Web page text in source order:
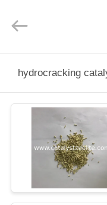
PRODUKTY
WYCIECZKA
Rights
hydrocracking